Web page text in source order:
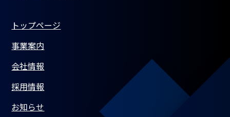
トップページ
事業案内
会社情報
採用情報
お知らせ